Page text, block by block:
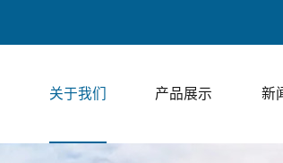
关于我们 产品展示 新